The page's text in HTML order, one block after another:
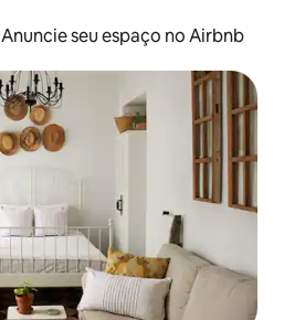
Anuncie seu espaço no Airbnb